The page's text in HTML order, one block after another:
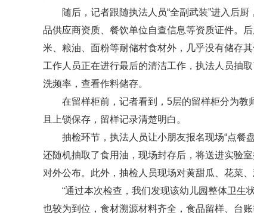
随后，记者跟随执法人员“全副武装”进入后
品供应商资质、餐饮单位自查信息等资质证件。
米、粮油、面粉等耐储村食材外，几乎没有储存
工作人员正在进行最后的清洁工作，执法人员抽
洗频率，查看作料储存。
在留样柜前，记者看到，5层的留样柜分为
且上锁保存，留样记录清楚明白。
抽检环节，执法人员让小朋友报名现场“点餐
还随机抽取了食用油，现场封存后，将送进实验
对外公布。此外，抽检人员现场对黄甜瓜、花菜
“通过本次检查，我们发现该幼儿园整体卫生
也较为到位，食材溯源材料齐全，食品留样、台